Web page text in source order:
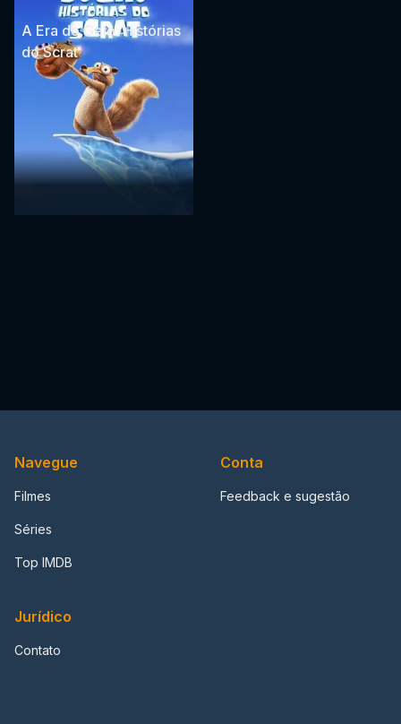
A Era do Gelo: Histórias
do Scrat
Navegue
Filmes
Séries
Top IMDB
Conta
Feedback e sugestão
Jurídico
Contato